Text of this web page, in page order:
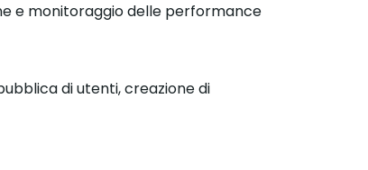
e monitoraggio delle performance
di utenti, creazione di